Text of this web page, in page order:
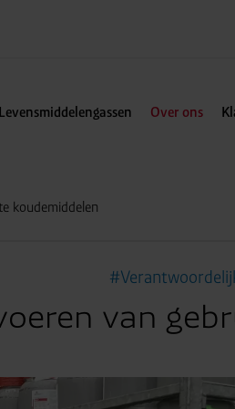
Levensmiddelengassen Over ons
koudemiddelen
van